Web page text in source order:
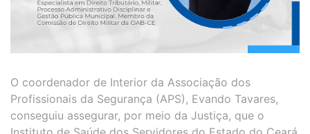
O coordenador de Interior da Associação dos
Profissionais da Segurança (APS), Evando Tavares,
conseguiu assegurar, por meio da Justiça, que o